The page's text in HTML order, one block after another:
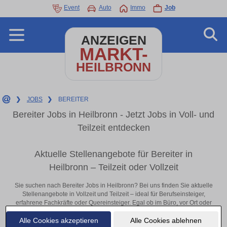
Alle Cookies akzeptieren Alle Cookies ablehnen
Event Auto Immo Job
ANZEIGEN
MARKT-
HEILBRONN
❯ JOBS ❯ BEREITER
Bereiter Jobs in Heilbronn - Jetzt Jobs in Voll- und
Teilzeit entdecken
Aktuelle Stellenangebote für Bereiter in
Heilbronn – Teilzeit oder Vollzeit
Sie suchen nach Bereiter Jobs in Heilbronn? Bei uns finden Sie aktuelle
Stellenangebote in Vollzeit und Teilzeit – ideal für Berufseinsteiger,
erfahrene Fachkräfte oder Quereinsteiger. Egal ob im Büro, vor Ort oder
remote: Entdecken Sie jetzt neue Chancen in Ihrer Region und
bewerben Sie sich direkt auf passende Bereiter-Stellen in Heilbronn!